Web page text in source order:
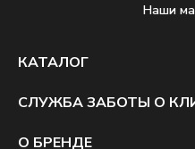
КАТАЛОГ
СЛУЖБА ЗАБОТЫ О
О БРЕНДЕ
Наши